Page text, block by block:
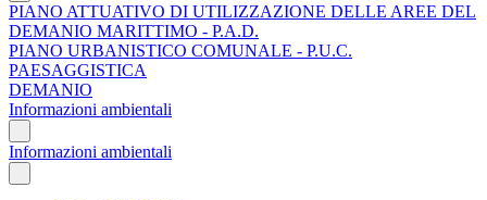
PIANO ATTUATIVO DI UTILIZZAZIONE DELLE AREE DEL
DEMANIO MARITTIMO - P.A.D.
PIANO URBANISTICO COMUNALE - P.U.C.
PAESAGGISTICA
DEMANIO
Informazioni ambientali
Informazioni ambientali